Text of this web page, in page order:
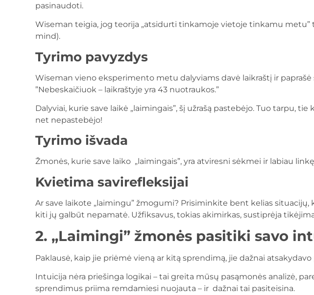
pasinaudoti.
Wiseman teigia, jog teorija „atsidurti tinkamoje vietoje tinkamu
mind).
Tyrimo pavyzdys
Wiseman vieno eksperimento metu dalyviams davė laikraštį ir
”Nebeskaičiuok – laikraštyje yra 43 nuotraukos.”
Dalyviai, kurie save laikė „laimingais”, šį užrašą pastebėjo. Tuo tarpu,
net nepastebėjo!
Tyrimo išvada
Žmonės, kurie save laiko „laimingais”, yra atviresni sėkmei ir labiau
Kvietima savirefleksijai
Ar save laikote „laimingu” žmogumi? Prisiminkite bent kelias
kiti jų galbūt nepamatė. Užfiksavus, tokias akimirkas, sustiprėja
2. „Laimingi” žmonės pasitiki savo
Paklausė, kaip jie priėmė vieną ar kitą sprendimą, jie dažnai
Intuicija nėra priešinga logikai – tai greita mūsų pasąmonės analizė,
sprendimus priima remdamiesi nuojauta – ir dažnai tai pasiteisina.